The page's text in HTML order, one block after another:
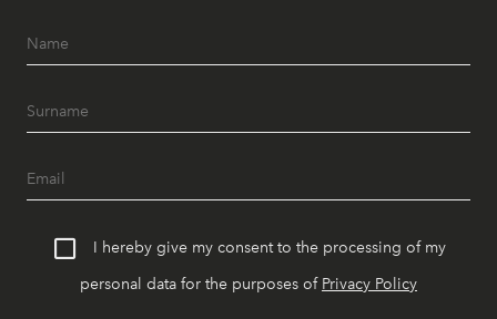
I hereby give my consent to the processing of my
personal data for the purposes of Privacy Policy